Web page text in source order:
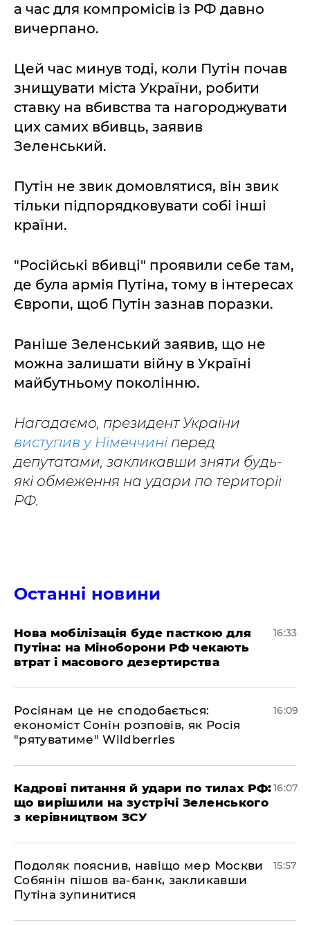
а час для компромісів із РФ давно
вичерпано.
Цей час минув тоді, коли Путін почав
знищувати міста України, робити
ставку на вбивства та нагороджувати
цих самих вбивць, заявив
Зеленський.
Путін не звик домовлятися, він звик
тільки підпорядковувати собі інші
країни.
"Російські вбивці" проявили себе там,
де була армія Путіна, тому в інтересах
Європи, щоб Путін зазнав поразки.
Раніше Зеленський заявив, що не
можна залишати війну в Україні
майбутньому поколінню.
Нагадаємо, президент України
виступив у Німеччині перед
депутатами, закликавши зняти будь-
які обмеження на удари по території
РФ.
Останні новини
Нова мобілізація буде пасткою для
Путіна: на Міноборони РФ чекають
втрат і масового дезертирства
16:33
Росіянам це не сподобається:
економіст Сонін розповів, як Росія
"рятуватиме" Wildberries
16:09
Кадрові питання й удари по тилах РФ:
що вирішили на зустрічі Зеленського
з керівництвом ЗСУ
16:07
Подоляк пояснив, навіщо мер Москви
Собянін пішов ва-банк, закликавши
Путіна зупинитися
15:57